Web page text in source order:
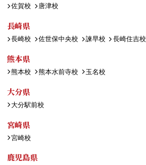
佐賀校 唐津校
長崎県
長崎校 佐世保中央校 諫早校 長崎住吉校
熊本県
熊本校 熊本水前寺校 玉名校
大分県
大分駅前校
宮崎県
宮崎校
鹿児島県